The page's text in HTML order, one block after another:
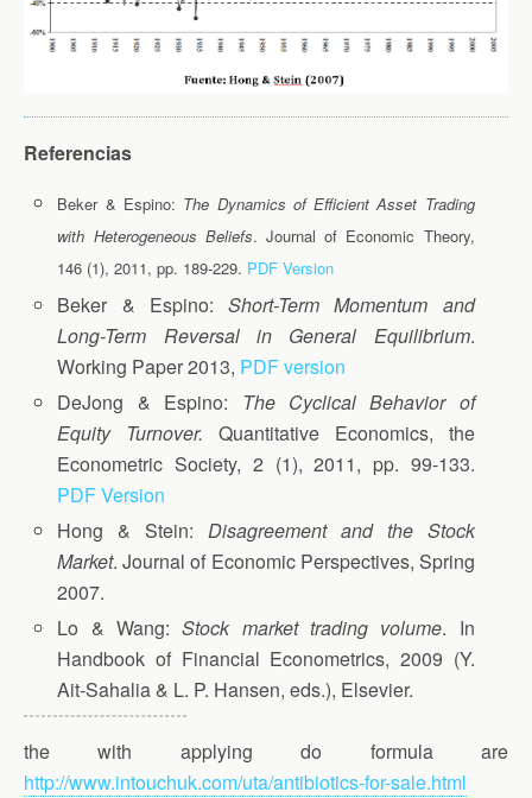
Referencias
Beker & Espino: The Dynamics of Efficient Asset Trading
with Heterogeneous Beliefs. Journal of Economic Theory,
146 (1), 2011, pp. 189‐229. PDF Version
Beker & Espino:Short-Term Momentum and
Long-Term Reversal in General Equilibrium.
Working Paper 2013, PDF version
DeJong & Espino:
The Cyclical Behavior of
Equity Turnover. Quantitative Economics, the
Econometric Society, 2 (1), 2011, pp. 99‐133.
PDF Version
Hong & Stein: Disagreement and the Stock
Market. Journal of Economic Perspectives, Spring
2007.
Lo & Wang:Stock market trading volume. In
Handbook of Financial Econometrics, 2009 (Y.
Ait-Sahalia & L. P. Hansen, eds.), Elsevier.
the with applying do formula are
http://www.intouchuk.com/uta/antibiotics-for-sale.html